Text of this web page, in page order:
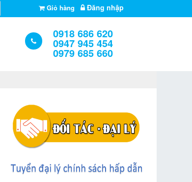
Giỏ hàng Đăng nhập
0918 686 620
0947 945 454
0979 685 660